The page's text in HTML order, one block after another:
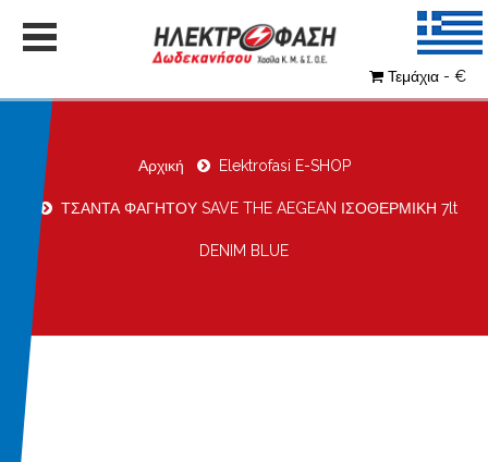
Τεμάχια - €
Αρχική Elektrofasi E-SHOP
ΤΣΑΝΤΑ ΦΑΓΗΤΟΥ SAVE THE AEGEAN ΙΣΟΘΕΡΜΙΚΗ 7lt
DENIM BLUE